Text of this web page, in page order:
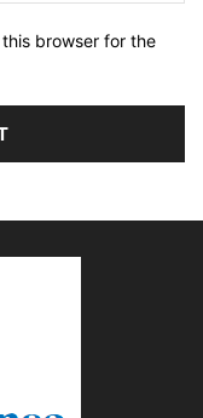
browser for the